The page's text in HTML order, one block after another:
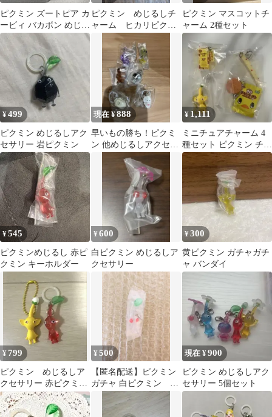
ピクミン ズートピア カ
ービィ バカボン めじる
しアクセサリー 4点セ
ピクミン めじるしチ
ャーム ヒカリピクミ
ピクミン マスコットチ
ャーム 2種セット
¥499
ピクミン めじるしアク
セサリー 岩ピクミン
現在 ¥888
早いもの勝ち！ピクミ
ン 他めじるしアクセサ
リーまとめ売 6点セッ
¥ 1,111
ミニチュアチャーム 4
種セット ピクミン チキ
ンラーメン他 イエロ
ー黄色セット
¥545
ピクミンめじるし 赤ピ
クミン キーホルダー
¥600
白ピクミン めじるしア
クセサリー
¥300
黄ピクミン ガチャガチ
ャ バンダイ
¥799
ピクミン めじるしア
クセサリー 赤ピクミン
キーホルダー 黄ピクミ
ン
¥500
【匿名配送】ピクミン
ガチャ 白ピクミン 新
現在 ¥900
ピクミン めじるしアク
セサリー 5個セット